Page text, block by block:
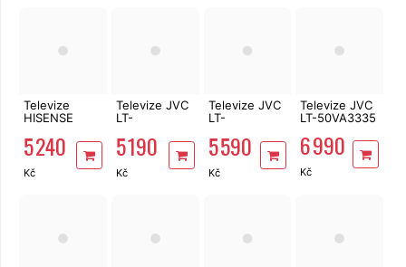
Televize
HISENSE
5 240
Kč
Televize JVC
LT-
5 190
Kč
Televize JVC
LT-
5 590
Kč
Televize JVC
LT-50VA3335
6 990
Kč